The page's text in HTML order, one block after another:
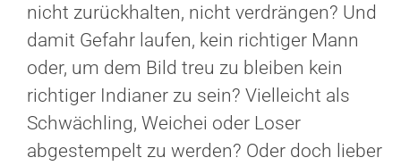
nicht zurückhalten, nicht verdrängen? Und
damit Gefahr laufen, kein richtiger Mann
oder, um dem Bild treu zu bleiben kein
richtiger Indianer zu sein? Vielleicht als
Schwächling, Weichei oder Loser
abgestempelt zu werden? Oder doch lieber